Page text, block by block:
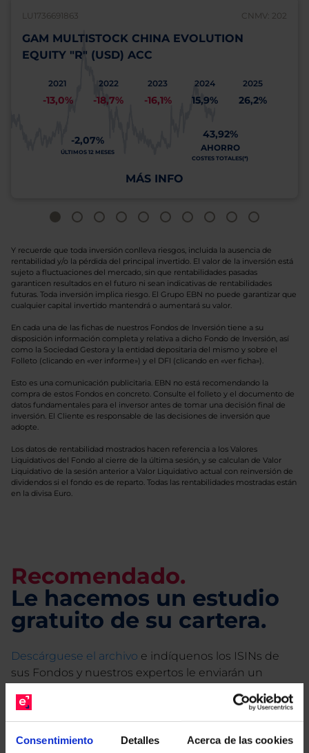
Consentimiento Detalles Acerca de las cookies
LU1736691863 CNMV: 202
GAM MULTISTOCK CHINA EVOLUTION
EQUITY "R" (USD) ACC
2021
-13,0%
2022
-18,7%
2023
-16,1%
2024
15,9%
2025
26,2%
-2,07%
ÚLTIMOS 12 MESES
43,92%
AHORRO
COSTES TOTALES(*)
MÁS INFO
Y recuerde que toda inversión conlleva riesgos, incluida la ausencia de
rentabilidad y/o la pérdida del principal invertido. El valor de la inversión está
sujeto a fluctuaciones del mercado, sin que rentabilidades pasadas
garanticen resultados en el futuro ni sean indicativas de rentabilidades
futuras. Toda inversión implica riesgo. El Grupo EBN no puede garantizar que
cualquier capital invertido mantendrá o aumentará su valor.
En cada una de las fichas de nuestros Fondos de Inversión tiene a su
disposición información completa y relativa a dicho Fondo de Inversión, así
como la Sociedad Gestora y la entidad depositaria del mismo y sobre el
Folleto (clicando en «ver informe») y el DFI (clicando en «ver ficha»).
Esto es una comunicación publicitaria. EBN no está recomendando la
compra de estos Fondos en concreto. Consulte el folleto y el documento de
datos fundamentales para el inversor antes de tomar una decisión final de
inversión. El Cliente es responsable de las decisiones de inversión que
adopte.
Los datos de rentabilidad mostrados hacen referencia a los Valores
Liquidativos del Fondo al cierre de la última sesión, y se calculan de Valor
Liquidativo de la sesión anterior a Valor Liquidativo actual con reinversión de
dividendos si el fondo es de reparto. Todas las rentabilidades mostradas están
en la divisa Euro.
Recomendado.
Le hacemos un estudio
gratuito de su cartera.
Descárguese el archivo e indíquenos los ISINs de
sus Fondos y nuestros expertos le enviarán un
Limpias con las que podrá ahorrar en sus costes.